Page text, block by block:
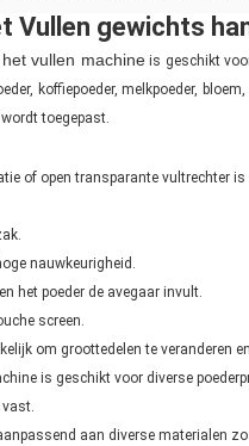
Vullen gewichts
vullen machineis geschikt
koffiepoeder, melkpoeder,
toegepast.
of open transparante vultrechter
nauwkeurigheid.
het poeder de avegaar invult.
screen.
om groottedelen te veranderen
is geschikt voor diverse
vast.
aan diverse materialen